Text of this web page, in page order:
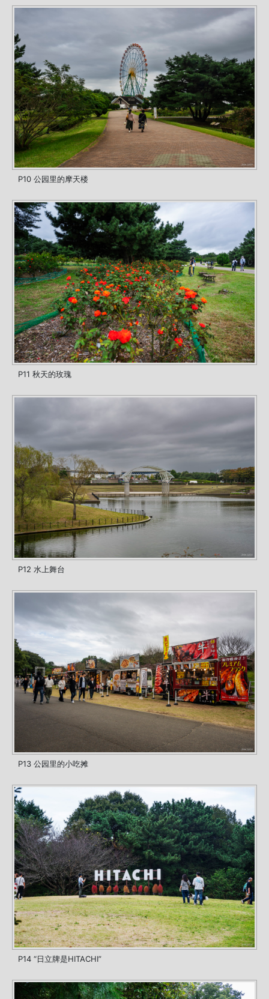
P10 公园里的摩天楼
P11 秋天的玫瑰
P12 水上舞台
P13 公园里的小吃摊
P14 “日立牌是HITACHI”